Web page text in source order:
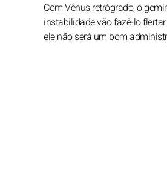
Com Vênus retrógrado, o
instabilidade vão fazê-lo
ele não será um bom